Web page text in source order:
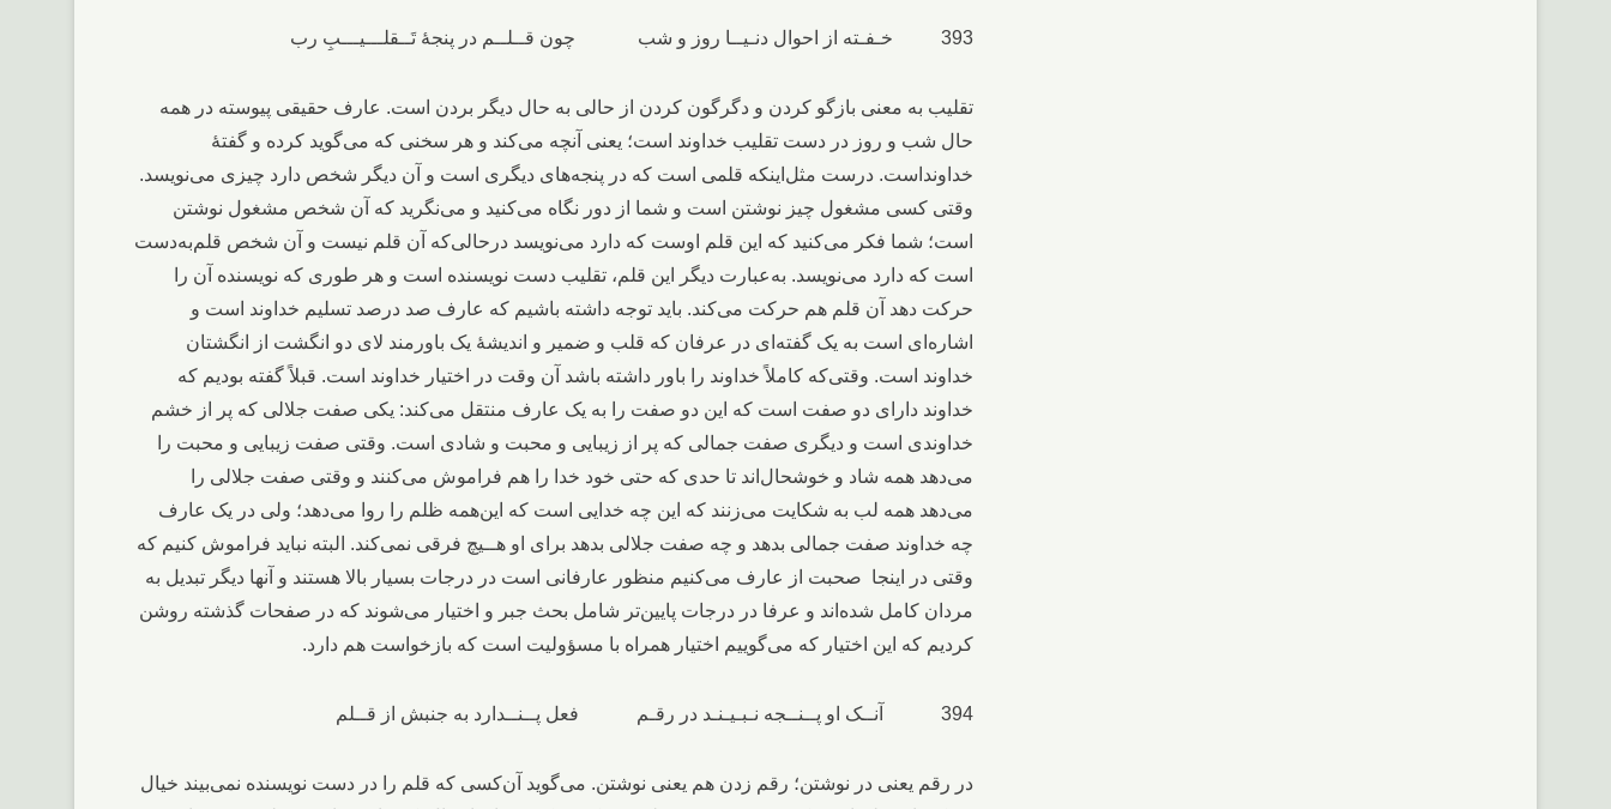
393 خـفـته از احوال دنـیــا روز و شب چون قــلــم در پنجۀ تَــقلـــیـــبِ رب
تقلیب به معنی بازگو کردن و دگرگون کردن از حالی به حال دیگر بردن است. عارف حقیقی پیوسته در همه
حال شب و روز در دست تقلیب خداوند است؛ یعنی آنچه می‌کند و هر سخنی که می‌گوید کرده و گفتۀ
خداونداست. درست مثل‌اینکه قلمی است که در پنجه‌های دیگری است و آن دیگر شخص دارد چیزی می‌نویسد.
وقتی کسی مشغول چیز نوشتن است و شما از دور نگاه می‌کنید و می‌نگرید که آن شخص مشغول نوشتن
است؛ شما فکر می‌کنید که این قلم اوست که دارد می‌نویسد درحالی‌که آن قلم نیست و آن شخص قلم‌به‌دست
است که دارد می‌نویسد. به‌عبارت‌ دیگر این قلم، تقلیب دست نویسنده است و هر طوری که نویسنده آن را
حرکت دهد آن قلم هم حرکت می‌کند. باید توجه داشته باشیم که عارف صد درصد تسلیم خداوند است و
اشاره‌ای است به یک گفته‌ای در عرفان که قلب و ضمیر و اندیشۀ یک باورمند لای دو انگشت از انگشتان
خداوند است. وقتی‌که کاملاً خداوند را باور داشته باشد آن وقت در اختیار خداوند است. قبلاً گفته بودیم که
خداوند دارای دو صفت است که این دو صفت را به یک عارف منتقل می‌کند: یکی صفت جلالی که پر از خشم
خداوندی است و دیگری صفت جمالی که پر از زیبایی و محبت و شادی است. وقتی صفت زیبایی و محبت را
می‌دهد همه شاد و خوشحال‌اند تا حدی که حتی خود خدا را هم فراموش می‌کنند و وقتی صفت جلالی را
می‌دهد همه لب به شکایت می‌زنند که این چه خدایی است که این‌همه ظلم را روا می‌دهد؛ ولی در یک عارف
چه خداوند صفت جمالی بدهد و چه صفت جلالی بدهد برای او هــیچ فرقی نمی‌کند. البته نباید فراموش کنیم که
وقتی در اینجا صحبت از عارف می‌کنیم منظور عارفانی است در درجات بسیار بالا هستند و آنها دیگر تبدیل به
مردان کامل شده‌اند و عرفا در درجات پایین‌تر شامل بحث جبر و اختیار می‌شوند که در صفحات گذشته روشن
کردیم که این اختیار که می‌گوییم اختیار همراه با مسؤولیت است که بازخواست هم دارد.
394 آنــک او پــنــجه نـبـیـنـد در رقـم فعل پــنــدارد به جنبش از قــلم
در رقم یعنی در نوشتن؛ رقم زدن هم یعنی نوشتن. می‌گوید آن‌کسی که قلم را در دست نویسنده نمی‌بیند خیال